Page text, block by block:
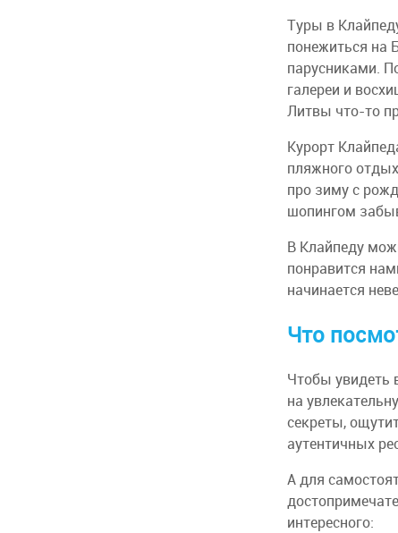
Туры в
понежиться на
парусниками.
галереи и
Литвы что-то
Курорт
пляжного
про зиму с
шопингом
В Клайпеду
понравится
начинается
Что
Чтобы увидеть
на
секреты,
аутентичных
А для
интересного: